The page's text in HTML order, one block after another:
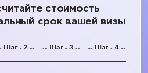
стоимость
срок вашей визы
Шаг - 2 -- -- Шаг - 3 -- -- Шаг - 4 --